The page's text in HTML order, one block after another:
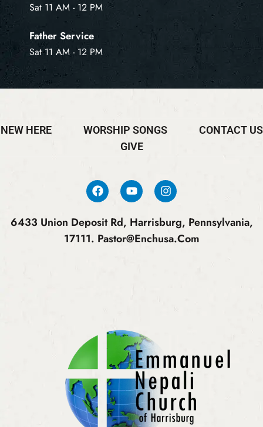
Sat 11 AM - 12 PM
Father Service
Sat 11 AM - 12 PM
NEW HERE WORSHIP SONGS
CONTACT US
GIVE
6433 Union Deposit Rd, Harrisburg, Pennsylvania,
17111. Pastor@enchusa.com